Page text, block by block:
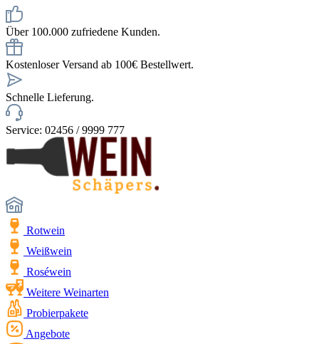
Über 100.000 zufriedene Kunden.
Kostenloser Versand ab 100€ Bestellwert.
Schnelle Lieferung.
Service: 02456 / 9999 777
Rotwein
Weißwein
Roséwein
Weitere Weinarten
Probierpakete
Angebote